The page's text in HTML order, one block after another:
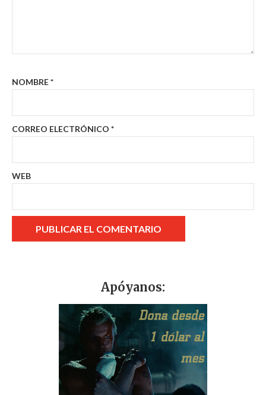
NOMBRE*
CORREO ELECTRÓNICO *
WEB
Apóyanos: